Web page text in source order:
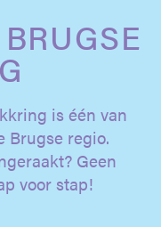
is één van
Brugse regio.
Geen
voor stap!